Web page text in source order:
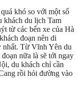
khó so với một số
khách du lịch Tam
từ các bến xe của Hà
đoạn nên di
nhất. Từ Vĩnh Yên du
nữa là sẽ tới ngay
du khách chỉ cần
rồi hỏi đường vào